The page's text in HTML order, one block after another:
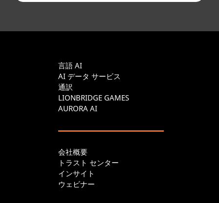
言語 AI
AI データ サービス
通訳
LIONBRIDGE GAMES
AURORA AI
会社概要
トラスト センター
インサイト
ウェビナー